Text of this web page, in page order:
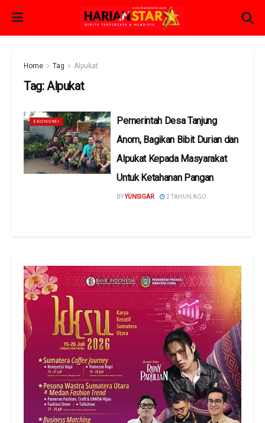
Home Tag Alpukat
Tag:Alpukat
EKONOMI
Pemerintah Desa Tanjung
Anom, Bagikan Bibit Durian dan
Alpukat Kepada Masyarakat
Untuk Ketahanan Pangan
BYYUNSIGAR 2 TAHUN AGO